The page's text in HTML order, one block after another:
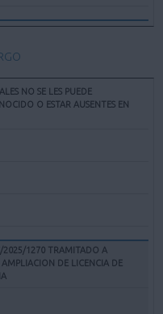
NO SE LES PUEDE
O ESTAR AUSENTES EN
2025/1270 TRAMITADO A
AMPLIACION DE LICENCIA DE